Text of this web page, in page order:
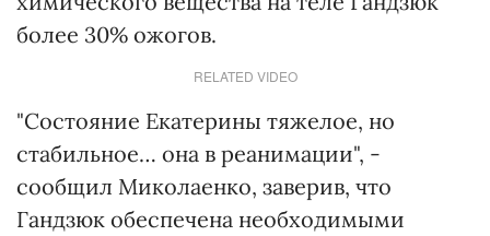
более 30% ожогов.
RELATED VIDEO
"Состояние Екатерины тяжелое, но
стабильное… она в реанимации", -
сообщил Миколаенко, заверив, что
Гандзюк обеспечена необходимыми